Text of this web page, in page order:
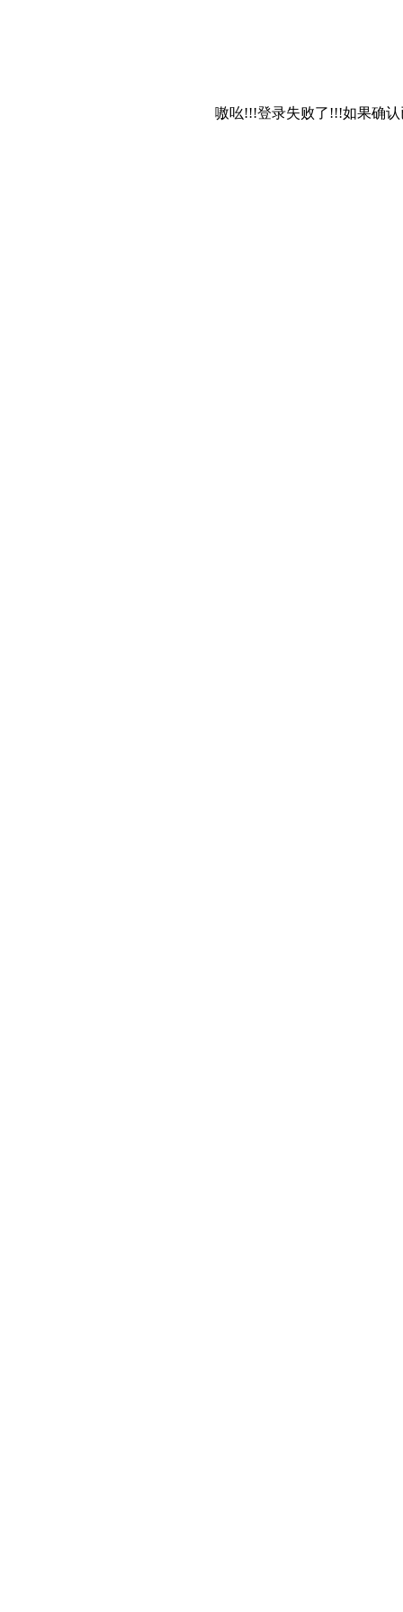
嗷吆!!!登录失败了!!!如果确